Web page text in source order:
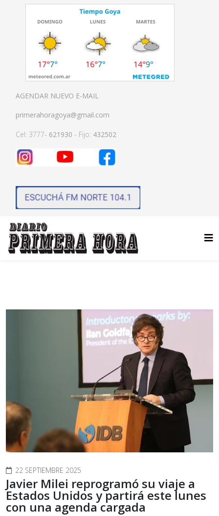
AGENDAR NUEVO E-MAIL
primerahoragoya@gmail.com
Cel: 3777- 621930 - Fijo: 432502
22 SEPTIEMBRE 2025
Javier Milei reprogramó su viaje a
Estados Unidos y partirá este lunes
con una agenda cargada